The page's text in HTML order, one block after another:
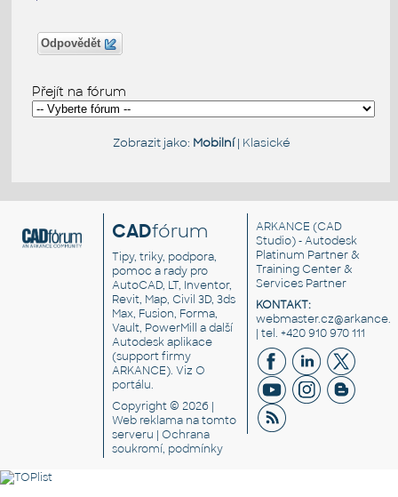
Odpovědět
Přejít na fórum
Zobrazit jako: Mobilní| Klasické
CADfórum
Tipy, triky, podpora,
pomoc a rady pro
AutoCAD, LT, Inventor,
Revit, Map, Civil 3D, 3ds
Max, Fusion, Forma,
Vault, PowerMill a další
Autodesk aplikace
(support firmy
ARKANCE). VizO
portálu.
Copyright © 2026 |
Web reklama na tomto
serveru |Ochrana
soukromí, podmínky
ARKANCE (CAD
Studio) - Autodesk
Platinum Partner &
Training Center &
Services Partner
KONTAKT:
| tel. +420 910 970 111